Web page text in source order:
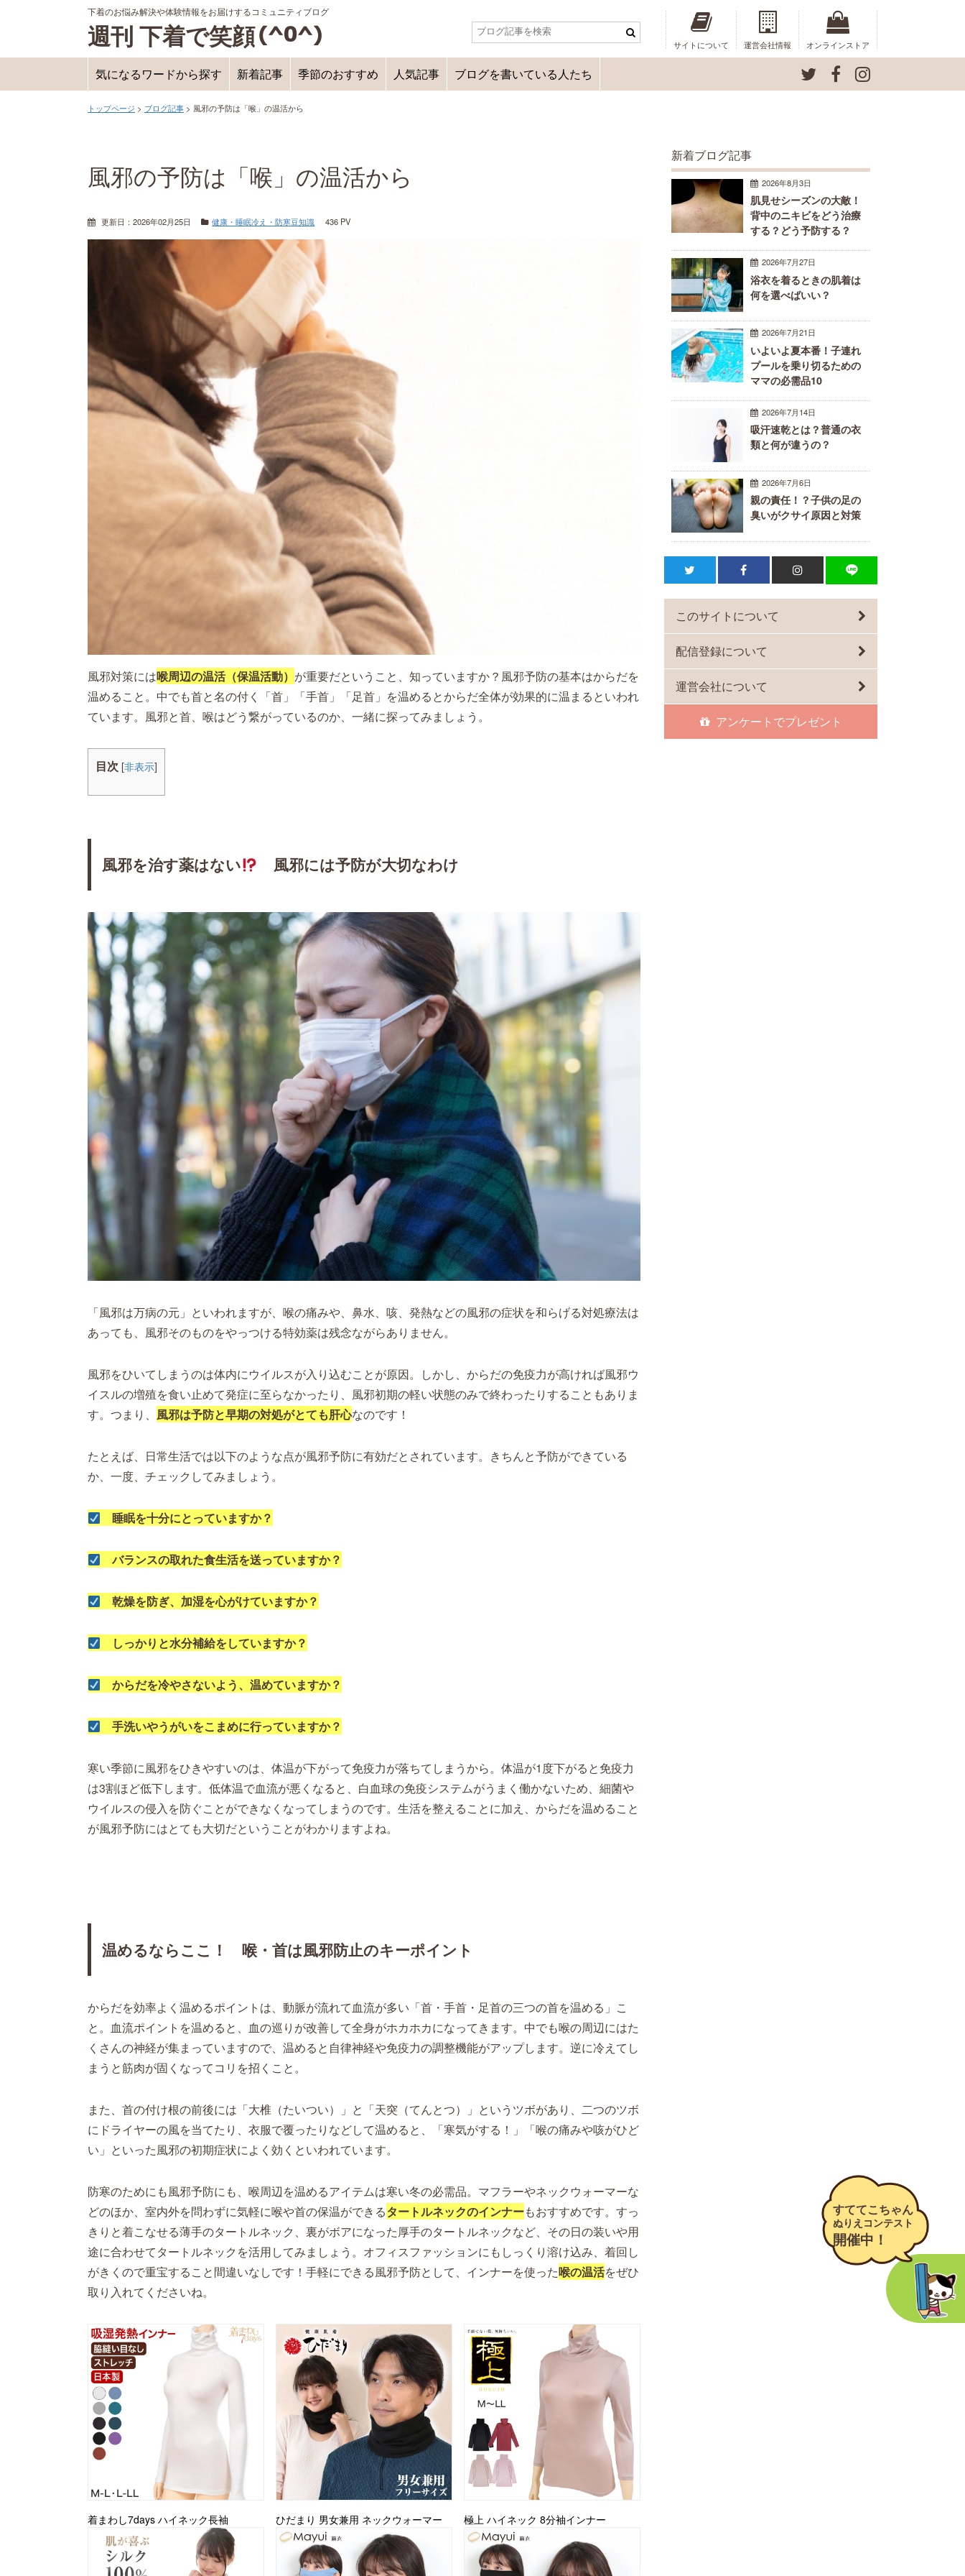
週刊 下着で笑顔
下着のお悩み解決や体験情報をお届けするコミュニティブログ
サイトについて 運営会社情報 オンラインストア
気になるワードから探す 新着記事 季節のおすすめ 人気記事 ブログを書いている人たち
トップページ > ブログ記事 > 風邪の予防は「喉」の温活から
風邪の予防は「喉」の温活から
更新日： 2026年02月25日 健康・睡眠冷え・防寒豆知識 436 PV
風邪対策には喉周辺の温活（保温活動） が重要だということ、知っていますか？風邪予防の基本はからだを
温めること。中でも首と名の付く「首」「手首」「足首」を温めるとからだ全体が効果的に温まるといわれ
ています。風邪と首、喉はどう繋がっているのか、一緒に探ってみましょう。
目次 [非表示]
風邪を治す薬はない 風邪には予防が大切なわけ
「風邪は万病の元」といわれますが、喉の痛みや、鼻水、咳、発熱などの風邪の症状を和らげる対処療法は
あっても、風邪そのものをやっつける特効薬は残念ながらありません。
風邪をひいてしまうのは体内にウイルスが入り込むことが原因。しかし、からだの免疫力が高ければ風邪ウ
イスルの増殖を食い止めて発症に至らなかったり、風邪初期の軽い状態のみで終わったりすることもありま
す。つまり、 風邪は予防と早期の対処がとても肝心なのです！
たとえば、日常生活では以下のような点が風邪予防に有効だとされています。きちんと予防ができている
か、一度、チェックしてみましょう。
睡眠を十分にとっていますか？
バランスの取れた食生活を送っていますか？
乾燥を防ぎ、加湿を心がけていますか？
しっかりと水分補給をしていますか？
からだを冷やさないよう、温めていますか？
手洗いやうがいをこまめに行っていますか？
寒い季節に風邪をひきやすいのは、体温が下がって免疫力が落ちてしまうから。体温が1度下がると免疫力
は3割ほど低下します。低体温で血流が悪くなると、白血球の免疫システムがうまく働かないため、細菌や
ウイルスの侵入を防ぐことができなくなってしまうのです。生活を整えることに加え、からだを温めること
が風邪予防にはとても大切だということがわかりますよね。
温めるならここ！ 喉・首は風邪防止のキーポイント
からだを効率よく温めるポイントは、動脈が流れて血流が多い「首・手首・足首の三つの首を温める」こ
と。血流ポイントを温めると、血の巡りが改善して全身がホカホカになってきます。中でも喉の周辺にはた
くさんの神経が集まっていますので、温めると自律神経や免疫力の調整機能がアップします。逆に冷えてし
まうと筋肉が固くなってコリを招くこと。
また、首の付け根の前後には「大椎（たいつい）」と「天突（てんとつ）」というツボがあり、二つのツボ
にドライヤーの風を当てたり、衣服で覆ったりなどして温めると、「寒気がする！」「喉の痛みや咳がひど
い」といった風邪の初期症状によく効くといわれています。
防寒のためにも風邪予防にも、喉周辺を温めるアイテムは寒い冬の必需品。マフラーやネックウォーマーな
どのほか、室内外を問わずに気軽に喉や首の保温ができるタートルネックのインナーもおすすめです。すっ
きりと着こなせる薄手のタートルネック、裏がボアになった厚手のタートルネックなど、その日の装いや用
途に合わせてタートルネックを活用してみましょう。オフィスファッションにもしっくり溶け込み、着回し
がきくので重宝すること間違いなしです！手軽にできる風邪予防として、インナーを使った喉の温活をぜひ
取り入れてくださいね。
着まわし7days ハイネック長袖 ひだまり 男女兼用 ネックウォーマー 極上 ハイネック 8分袖インナー
新着ブログ記事
2026年8月3日
肌見せシーズンの大敵！
背中のニキビをどう治療
する？どう予防する？
2026年7月27日
浴衣を着るときの肌着は
何を選べばいい？
2026年7月21日
いよいよ夏本番！子連れ
プールを乗り切るための
ママの必需品10
2026年7月14日
吸汗速乾とは？普通の衣
類と何が違うの？
2026年7月6日
親の責任！？子供の足の
臭いがクサイ原因と対策
このサイトについて
配信登録について
運営会社について
アンケートでプレゼント
すててこちゃん
ぬりえコンテスト
開催中！